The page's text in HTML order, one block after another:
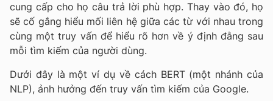
cung cấp cho họ câu trả lời phù hợp. Thay vào đó, họ
sẽ cố gắng hiểu mối liên hệ giữa các từ với nhau trong
cùng một truy vấn để hiểu rõ hơn về ý định đằng sau
mỗi tìm kiếm của người dùng.
Dưới đây là một ví dụ về cách BERT (một nhánh của
NLP), ảnh hưởng đến truy vấn tìm kiếm của Google.